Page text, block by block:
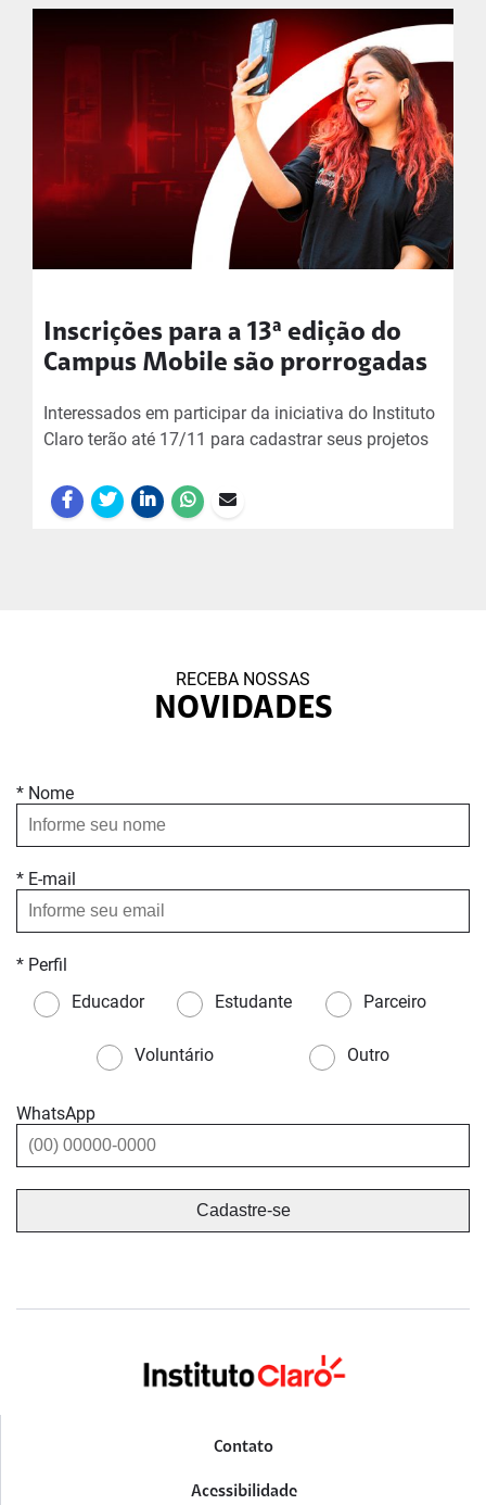
Inscrições para a 13ª edição do
Campus Mobile são prorrogadas
Interessados em participar da iniciativa do Instituto
Claro terão até 17/11 para cadastrar seus projetos
RECEBA NOSSAS
NOVIDADES
* Nome
* E-mail
* Perfil
Educador
Estudante Parceiro
Voluntário Outro
WhatsApp
Contato
Acessibilidade